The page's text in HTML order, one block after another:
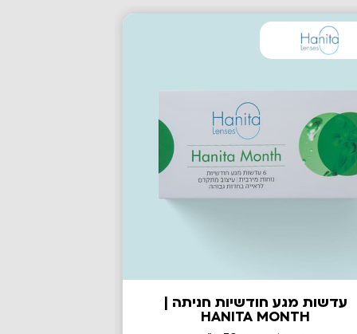
עדשות מגע חודשיות חניתה |
HANITA MONTH